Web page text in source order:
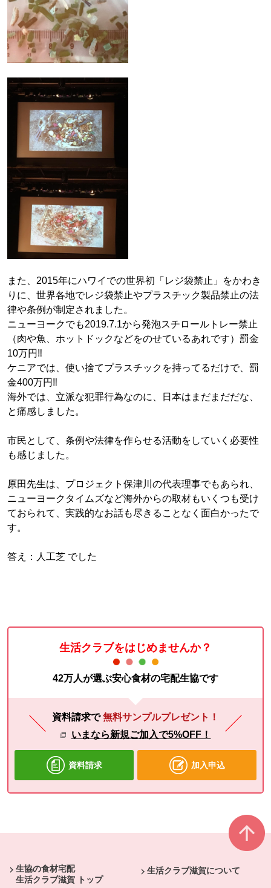
また、2015年にハワイでの世界初「レジ袋禁止」をかわき
りに、世界各地でレジ袋禁止やプラスチック製品禁止の法
律や条例が制定されました。
ニューヨークでも2019.7.1から発泡スチロールトレー禁止
（肉や魚、ホットドックなどをのせているあれです）罰金
10万円‼️
ケニアでは、使い捨てプラスチックを持ってるだけで、罰
金400万円‼️
海外では、立派な犯罪行為なのに、日本はまだまだだな、
と痛感しました。
市民として、条例や法律を作らせる活動をしていく必要性
も感じました。
原田先生は、プロジェクト保津川の代表理事でもあられ、
ニューヨークタイムズなど海外からの取材もいくつも受け
ておられて、実践的なお話も尽きることなく面白かったで
す。
答え：人工芝 でした
生活クラブをはじめませんか？
42万人が選ぶ安心食材の宅配生協です
資料請求で無料サンプルプレゼント！
いまなら新規ご加入で5%OFF！
資料請求 加入申込
生協の食材宅配
生活クラブ滋賀 トップ
生活クラブ滋賀について